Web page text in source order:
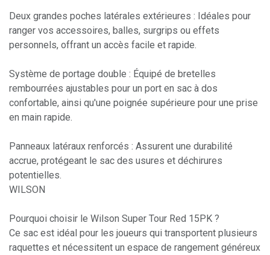
Deux grandes poches latérales extérieures : Idéales pour
ranger vos accessoires, balles, surgrips ou effets
personnels, offrant un accès facile et rapide.
Système de portage double : Équipé de bretelles
rembourrées ajustables pour un port en sac à dos
confortable, ainsi qu'une poignée supérieure pour une prise
en main rapide.
Panneaux latéraux renforcés : Assurent une durabilité
accrue, protégeant le sac des usures et déchirures
potentielles.
WILSON
Pourquoi choisir le Wilson Super Tour Red 15PK ?
Ce sac est idéal pour les joueurs qui transportent plusieurs
raquettes et nécessitent un espace de rangement généreux